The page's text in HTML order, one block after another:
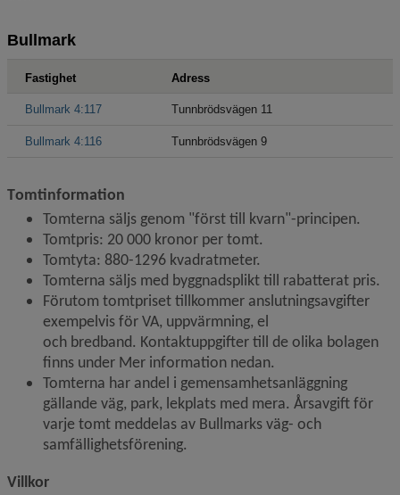
Tomtinformation
Tomterna säljs genom "först till kvarn"-principen.
Tomtpris: 20 000 kronor per tomt.
Tomtyta: 880-1296 kvadratmeter.
Tomterna säljs med byggnadsplikt till rabatterat pris.
Förutom tomtpriset tillkommer anslutningsavgifter
exempelvis för VA, uppvärmning, el
och bredband. Kontaktuppgifter till de olika bolagen
finns under Mer information nedan.
Tomterna har andel i gemensamhetsanläggning
gällande väg, park, lekplats med mera. Årsavgift för
varje tomt meddelas av Bullmarks väg- och
samfällighetsförening.
Villkor